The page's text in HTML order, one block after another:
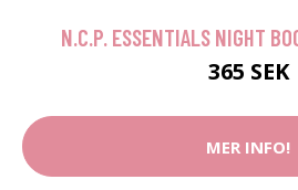
N.C.P. ESSENTIALS NIGHT
365 SEK
MER INFO!